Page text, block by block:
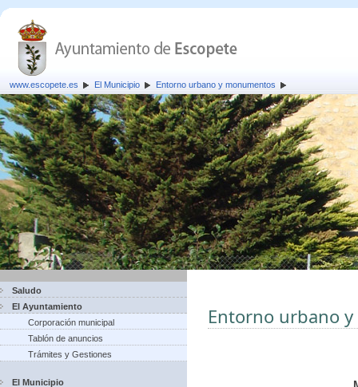
www.escopete.es El Municipio Entorno urbano y monumentos
Saludo
El Ayuntamiento
Corporación municipal
Tablón de anuncios
Trámites y Gestiones
El Municipio
Entorno urbano